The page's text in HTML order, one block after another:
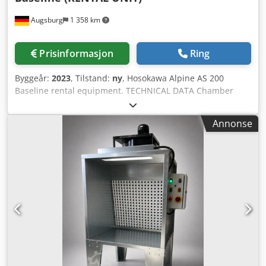
forskjellige farger. ✳️Hvorfor velge en monosyklon❓ ✨1 -
monosyklon trenger ikke tilkobling til avtrekk. ☘️ ✨2 - En
monosyklon gir økt arbeidssikkerhet.⚠️ Ved filterfeil i
pulverlakk. Dette kan forårsake brann. Monosykloner
eliminerer denne risikoen. ✨3 - Grønn teknologi. ♻️ Ved
boring av filtre i filterkabiner kan maling frigjøres i
lakkeringsverkstedet. Verkstedet blir forurenset og
fargepartikler spres i inneluften. En monosyklon reduserer
miljøforurensning i lakkeringsverkstedet og gir bedre
helse- og miljøforhold for ansatte og miljø. ✨4 - Raskt
fargeskift⌛ Dette sparer tid og maling, da kabinen lett kan
rengjøres. ✨5 - Økonomisk☀️ Monosyklonens posefilter
krever ikke fargebytte. De kan gjenbrukes takket være
vaskbar funksjon. ✍️✍️Bestill nå monosyklonen som
passer for din eksisterende kabin. ⚡️⚡️⚡️Våre monosykloner
har egne styrepaneler. Leveres med 2 sugetrakter,
sugeslanger og koblingsklemmer for tilkobling til ditt
eksisterende filterskap. ‍⚕️‍⚕️‍⚕️ ►►Du kan enkelt montere
Augsburg 1 358 km
Prisinformasjon Ring
Byggeår: 2023, Tilstand: ny, Hosokawa Alpine AS 200
Baseline rental equipment. TECHNICAL DATA Chamber
diameter: 200 mm Gas pressure range: 2 – 8 bar (g)
Fineness range: d50 1 – 40 μm Nominal gas flow: 150 – 200
Nm³/h Dimensions (L/W/H) (without extractor) 1.2 x 0.8 x
1.3 m Power supply: 230 V; 2.2 kW PRODUCT REFERENCES
Product / Final fineness / Capacity Celecoxib 90% < 23 μm
33 kg/h Nifedipine 90% < 2.4 μm 8 kg/h Progesterone 90%
< 9 μm 20 kg/h Diosmin 90% < 4 μm 8 kg/h Omeprazole
99% < 5 μm 3 kg/h Cosmetic powder 90% < 10 μm 15 kg/h A
HOSOKAWA ALPINE Originals machine Refurbished by the
original manufacturer Exclusively using original
components Original manufacturer’s warranty Guaranteed
spare parts supply from the manufacturer Reduced
delivery times Prior to delivery, the machine is inspected,
Annonse